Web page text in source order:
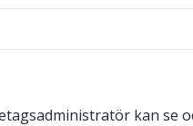
kan se